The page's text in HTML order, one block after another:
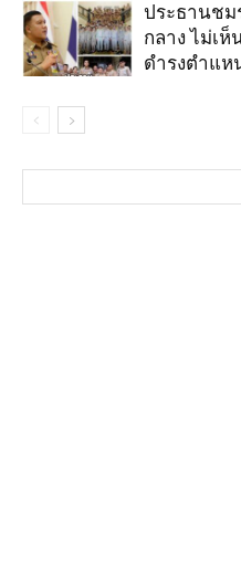
ประธานช
กลาง ไม่เ
ดำรงตำแห